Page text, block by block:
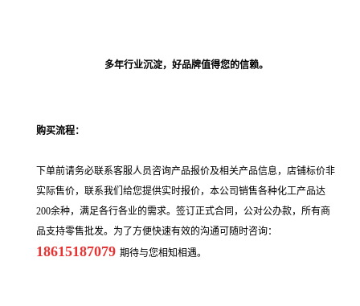
多年行业沉淀，好品牌值得您的信赖。
购买流程：
下单前请务必联系客服人员咨询产品报价及相关产品信息，店铺标价非
实际售价，联系我们给您提供实时报价，本公司销售各种化工产品达
200余种，满足各行各业的需求。签订正式合同，公对公办款，所有商
品支持零售批发。为了方便快速有效的沟通可随时咨询：
18615187079 期待与您相知相遇。